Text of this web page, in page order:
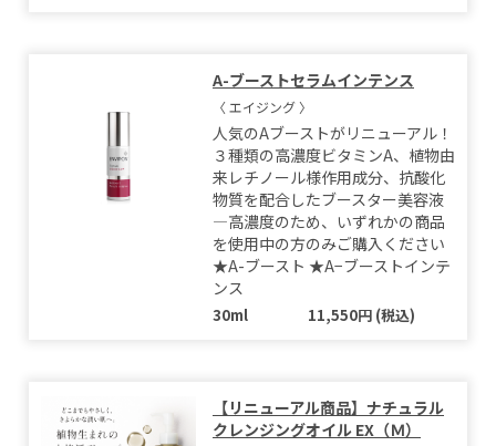
A-ブーストセラムインテンス
〈 エイジング 〉
人気のAブーストがリニューアル！
３種類の高濃度ビタミンA、植物由
来レチノール様作用成分、抗酸化
物質を配合したブースター美容液
―高濃度のため、いずれかの商品
を使用中の方のみご購入ください
★A-ブースト ★A−ブーストインテ
ンス
30ml 11,550円 (税込)
【リニューアル商品】ナチュラル
クレンジングオイル EX（Ｍ）